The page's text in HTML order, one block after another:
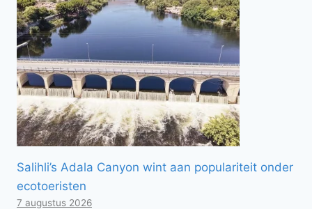
Salihli’s Adala Canyon wint aan populariteit onder
ecotoeristen
7 augustus 2026